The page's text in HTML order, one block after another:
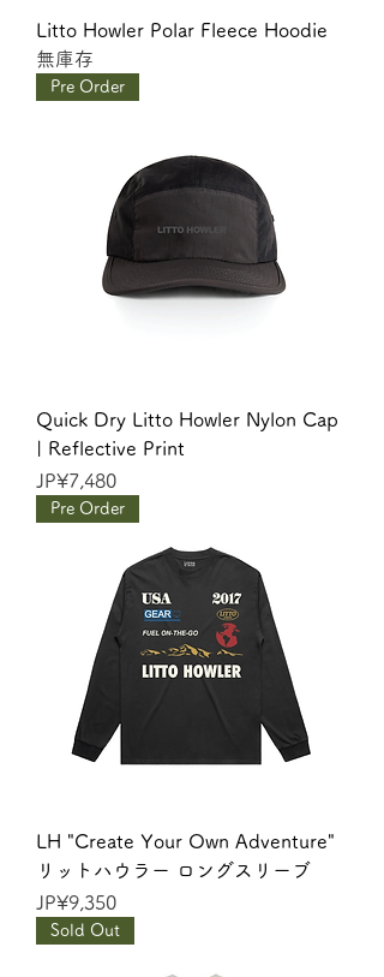
Litto Howler Polar Fleece Hoodie
無庫存
Pre Order
Quick Dry Litto Howler Nylon Cap
| Reflective Print
價格
JP¥7,480
Pre Order
LH "Create Your Own Adventure"
リットハウラー ロングスリーブ
價格
JP¥9,350
Sold Out